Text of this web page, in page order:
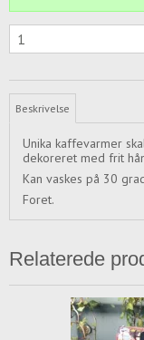
Beskrivelse
Unika kaffevarmer
dekoreret med frit
Kan vaskes på 30
Foret.
Relaterede